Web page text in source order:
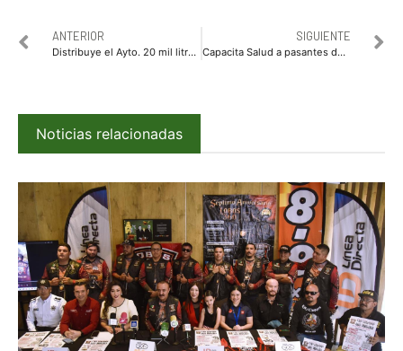
ANTERIOR
Distribuye el Ayto. 20 mil litros de agua potable diarios en pipa para familias del campo pesquero El Jitzámuri
SIGUIENTE
Capacita Salud a pasantes de medicina, psicología, odontología y enfermería que prestarán servicio comunitario
Noticias relacionadas